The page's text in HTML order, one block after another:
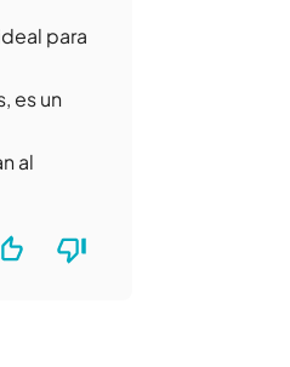
para
es un
al